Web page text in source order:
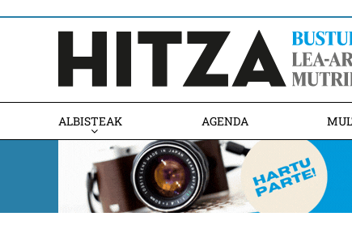
ALBISTEAK AGENDA